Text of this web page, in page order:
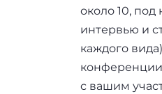
около 10,
интервью и
каждого
с вашим